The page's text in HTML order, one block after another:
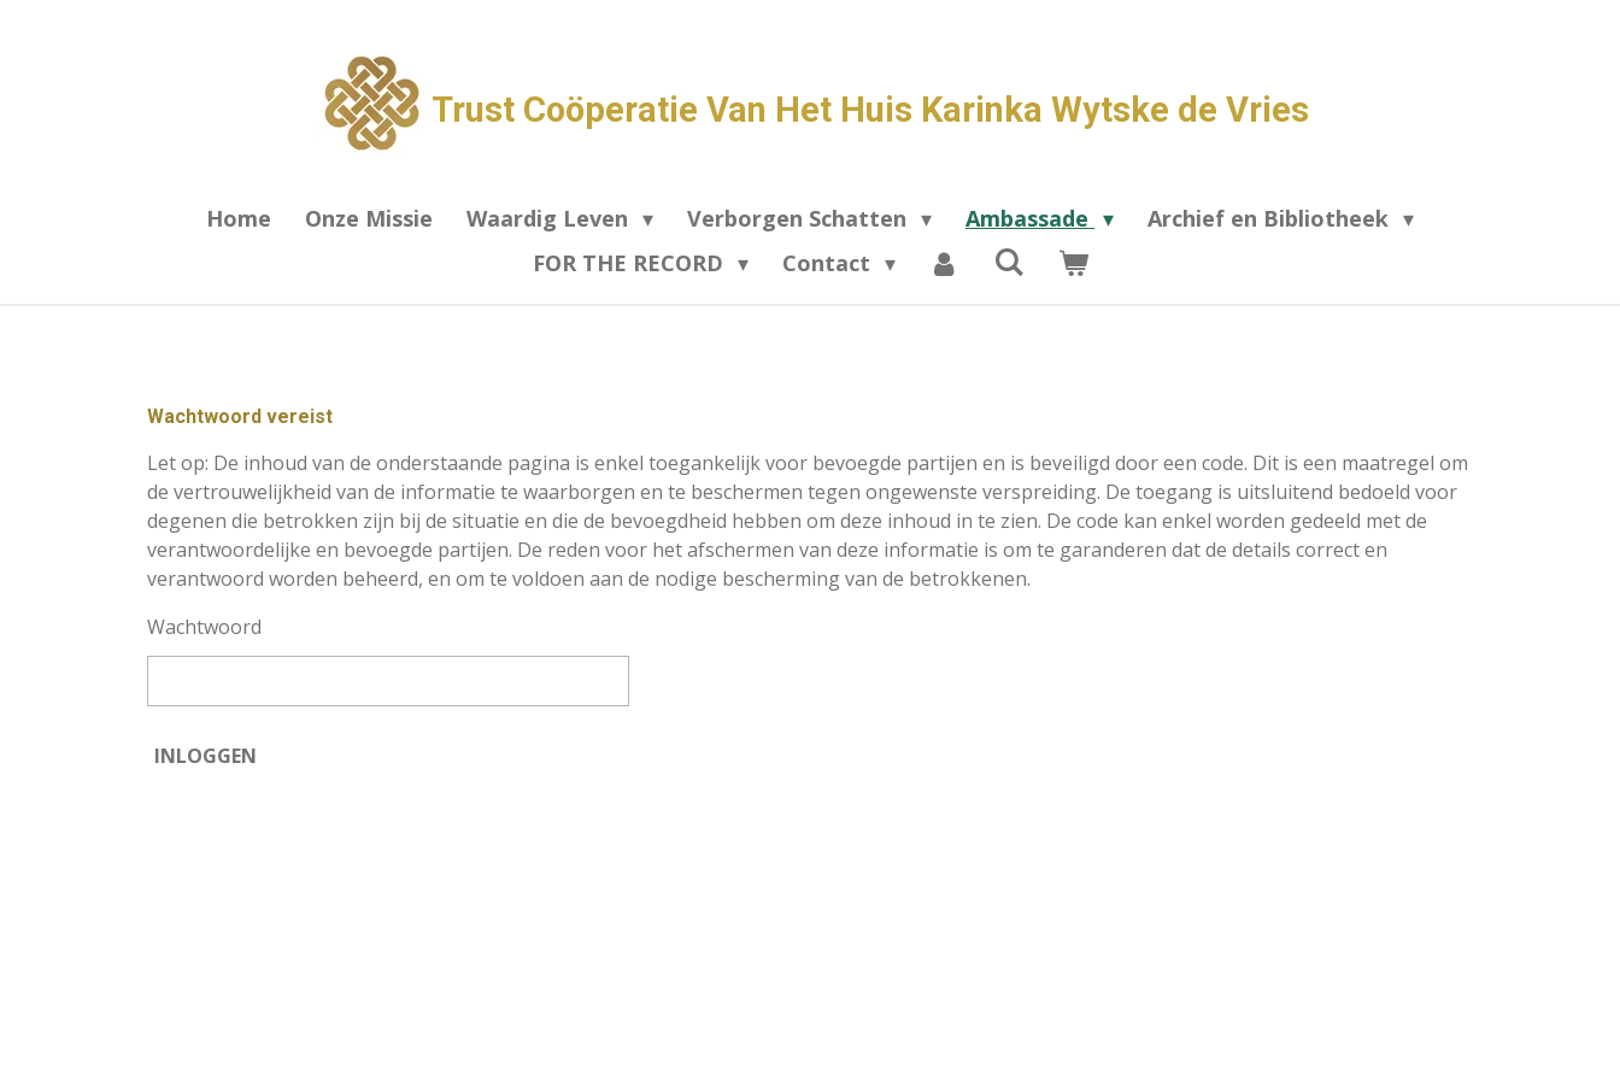
Trust Coöperatie Van Het Huis Karinka Wytske de Vries
Home Onze Missie Waardig Leven Verborgen Schatten Ambassade
Archief en Bibliotheek
FOR THE RECORD
Contact
Wachtwoord vereist
Let op: De inhoud van de onderstaande pagina is enkel toegankelijk voor bevoegde partijen en is beveiligd door een code. Dit is een maatregel om
de vertrouwelijkheid van de informatie te waarborgen en te beschermen tegen ongewenste verspreiding. De toegang is uitsluitend bedoeld voor
degenen die betrokken zijn bij de situatie en die de bevoegdheid hebben om deze inhoud in te zien. De code kan enkel worden gedeeld met de
verantwoordelijke en bevoegde partijen. De reden voor het afschermen van deze informatie is om te garanderen dat de details correct en
verantwoord worden beheerd, en om te voldoen aan de nodige bescherming van de betrokkenen.
Wachtwoord
INLOGGEN